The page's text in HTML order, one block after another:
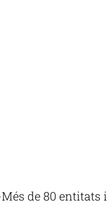
de 80 entitats